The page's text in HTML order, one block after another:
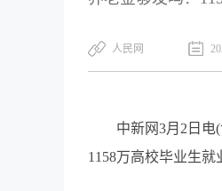
人民网
中新网3月2日电
1158万高校毕业生就